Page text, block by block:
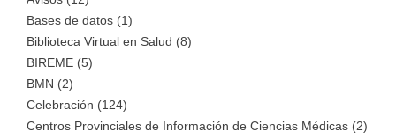
Bases de datos (1)
Biblioteca Virtual en Salud (8)
BIREME (5)
BMN (2)
Celebración (124)
Centros Provinciales de Información de Ciencias Médicas (2)